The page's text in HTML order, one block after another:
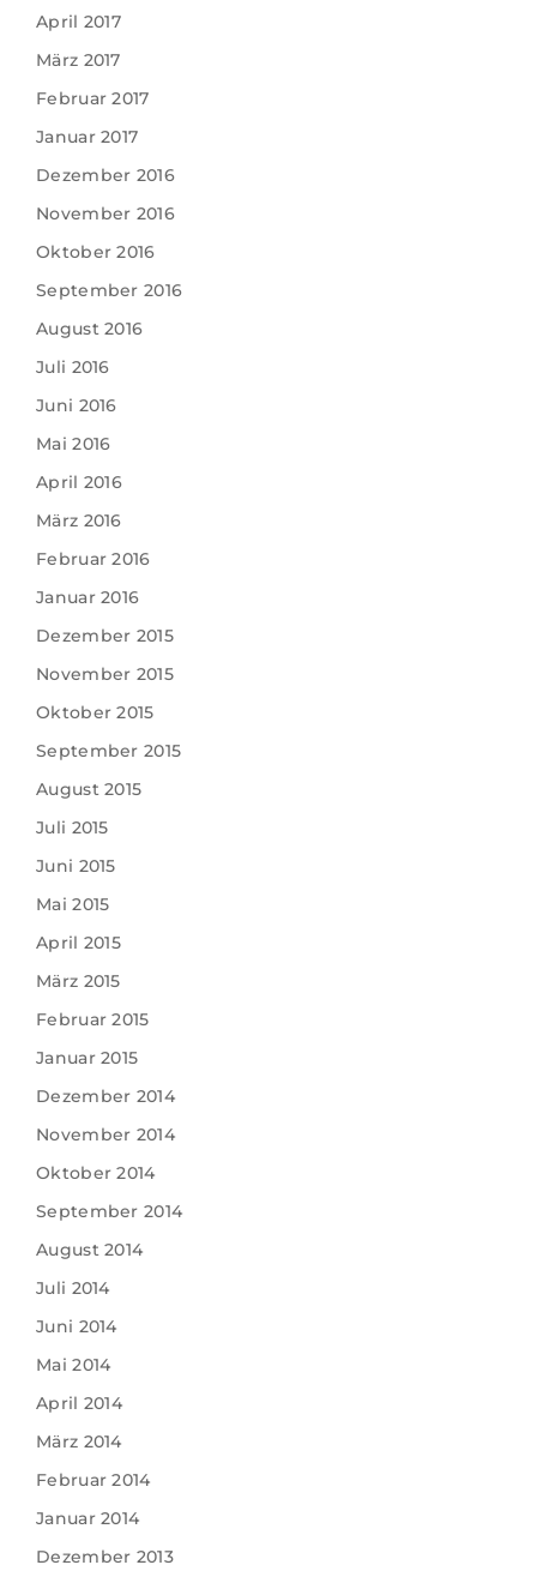
April 2017
März 2017
Februar 2017
Januar 2017
Dezember 2016
November 2016
Oktober 2016
September 2016
August 2016
Juli 2016
Juni 2016
Mai 2016
April 2016
März 2016
Februar 2016
Januar 2016
Dezember 2015
November 2015
Oktober 2015
September 2015
August 2015
Juli 2015
Juni 2015
Mai 2015
April 2015
März 2015
Februar 2015
Januar 2015
Dezember 2014
November 2014
Oktober 2014
September 2014
August 2014
Juli 2014
Juni 2014
Mai 2014
April 2014
März 2014
Februar 2014
Januar 2014
Dezember 2013